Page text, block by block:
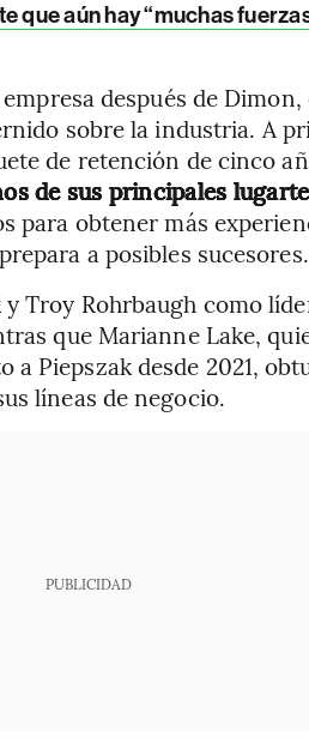
que aún hay “muchas
después de Dimon,
sobre la industria. A
de retención de cinco
de sus principales
para obtener más
a posibles sucesores.
Troy Rohrbaugh como
que Marianne Lake,
Piepszak desde 2021,
líneas de negocio.
PUBLICIDAD